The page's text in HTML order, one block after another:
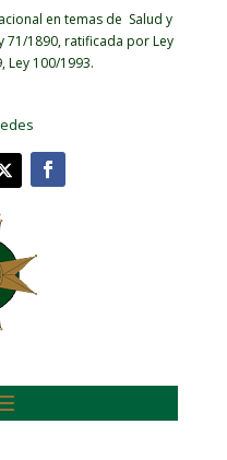
en temas de Salud y
71/1890, ratificada por Ley
Ley 100/1993.